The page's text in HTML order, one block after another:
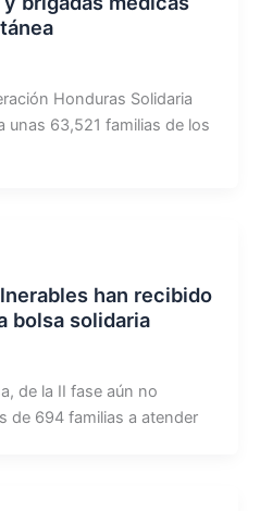
Honduras Solidaria
unas 63,521 familias de los
han recibido
bolsa solidaria
de la II fase aún no
de 694 familias a atender